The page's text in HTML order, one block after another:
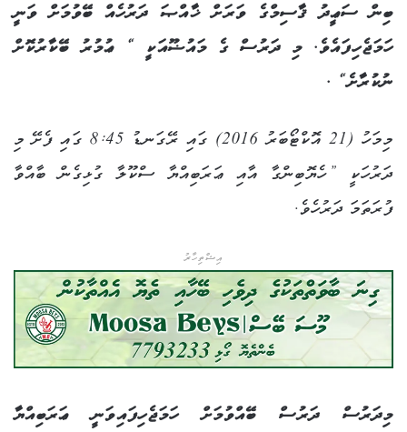
ބިން ސަޢީދު ޤާސިމްގެ ވަރަށް ޚާއްޞަ ދަރުހެއް ބޭވުމަށް ވަނީ
ހަމަޖެހިފައެވެ. މި ދަރުސް ގެ މައުޟޫއަކީ “ ޢުމުރު ބޭކާރުކޮށް
ނުކުރާށެ“ .
މިމަހު (21 އޮކްޓޯބަރު 2016) ގައި ރޭގަނޑު 8:45 ގައި ފެށޭ މި
ދަރުހަކީ ”ހެޔޮބިންގާ އާއި ޢަރަބިއްޔާ ސްކޫލާ ގުޅިގެން ބާއްވާ
ފުރަތަމަ ދަރުހެވެ.
އިޝްތިހާރު
މިދަރުސް ދަރުސް ބޭއްވުމަށް ހަމަޖެހިފައިވަނީ ޢަރަބިއްޔާ